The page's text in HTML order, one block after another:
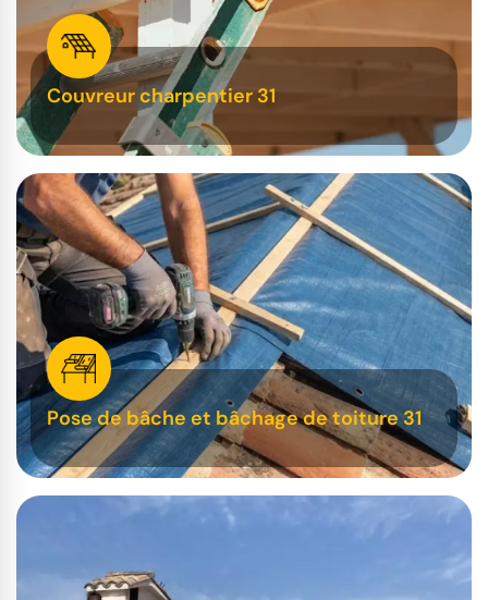
Couvreur charpentier 31
Pose de bâche et bâchage de toiture 31